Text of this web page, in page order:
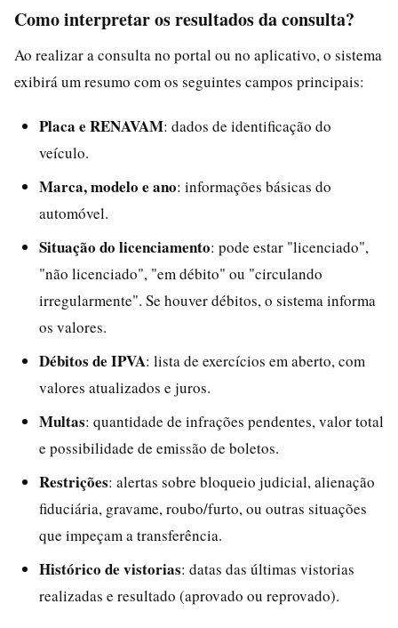
Como interpretar os resultados da consulta?
Ao realizar a consulta no portal ou no aplicativo, o sistema
exibirá um resumo com os seguintes campos principais:
Placa e RENAVAM: dados de identificação do
veículo.
Marca, modelo e ano: informações básicas do
automóvel.
Situação do licenciamento: pode estar "licenciado",
"não licenciado", "em débito" ou "circulando
irregularmente". Se houver débitos, o sistema informa
os valores.
Débitos de IPVA: lista de exercícios em aberto, com
valores atualizados e juros.
Multas: quantidade de infrações pendentes, valor total
e possibilidade de emissão de boletos.
Restrições: alertas sobre bloqueio judicial, alienação
fiduciária, gravame, roubo/furto, ou outras situações
que impeçam a transferência.
Histórico de vistorias: datas das últimas vistorias
realizadas e resultado (aprovado ou reprovado).